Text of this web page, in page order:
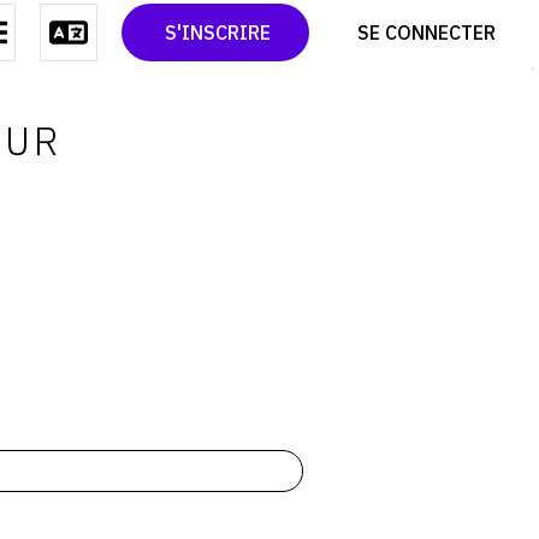
S'INSCRIRE SE CONNECTER
CONTACT
CGU
TWITTER
PINTEREST